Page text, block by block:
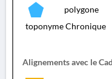
polygone
toponyme Chronique
Alignements avec le